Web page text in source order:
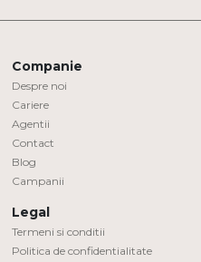
Companie
Despre noi
Cariere
Agentii
Contact
Blog
Campanii
Legal
Termeni si conditii
Politica de confidentialitate